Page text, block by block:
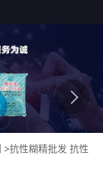
>抗性糊精批发 抗性